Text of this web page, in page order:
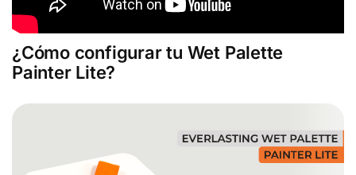
¿Cómo configurar tu Wet Palette
Painter Lite?